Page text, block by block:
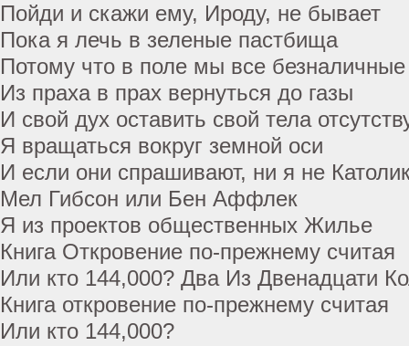
Пойди и скажи ему, Ироду, не бывает
Пока я лечь в зеленые пастбища
Потому что в поле мы все безналичные
Из праха в прах вернуться до газы
И свой дух оставить свой тела
Я вращаться вокруг земной оси
И если они спрашивают, ни я не
Мел Гибсон или Бен Аффлек
Я из проектов общественных Жилье
Книга Откровение по-прежнему считая
Или кто 144,000? Два Из Двенадцати
Книга откровение по-прежнему считая
Или кто 144,000?